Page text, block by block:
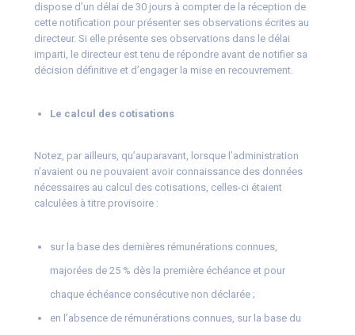
dispose d’un délai de 30 jours à compter de la réception de
cette notification pour présenter ses observations écrites au
directeur. Si elle présente ses observations dans le délai
imparti, le directeur est tenu de répondre avant de notifier sa
décision définitive et d’engager la mise en recouvrement.
Le calcul des cotisations
Notez, par ailleurs, qu’auparavant, lorsque l’administration
n’avaient ou ne pouvaient avoir connaissance des données
nécessaires au calcul des cotisations, celles-ci étaient
calculées à titre provisoire :
sur la base des dernières rémunérations connues,
majorées de 25 % dès la première échéance et pour
chaque échéance consécutive non déclarée ;
en l’absence de rémunérations connues, sur la base du